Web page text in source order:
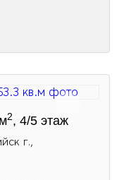
2, 4/5 этаж
г.,